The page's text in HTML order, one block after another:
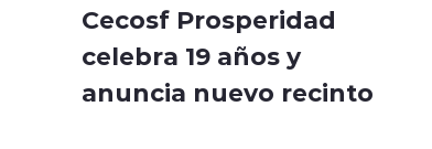
Cecosf Prosperidad
celebra 19 años y
anuncia nuevo recinto